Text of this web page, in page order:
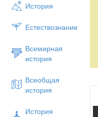
История
Естествознание
Всемирная
история
Всеобщая
история
История